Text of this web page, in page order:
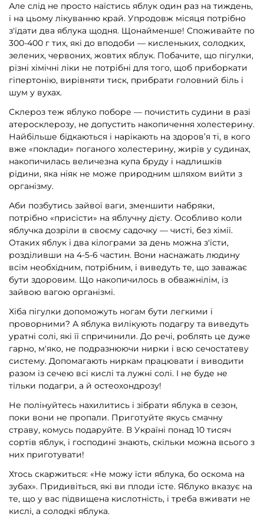
Але слід не просто наїстись яблук один раз на тиждень,
і на цьому лікуванню край. Упродовж місяця потрібно
з'їдати два яблука щодня. Щонайменше! Споживайте по
300-400 г тих, які до вподоби — кисленьких, солодких,
зелених, червоних, жовтих яблук. Побачите, що пігулки,
різні хімічні ліки не потрібні для того, щоб приборкати
гіпертонію, вирівняти тиск, прибрати головний біль і
шум у вухах.
Склероз теж яблуко поборе — почистить судини в разі
атеросклерозу, не допустить накопичення холестерину.
Найбільше бідкаються і нарікають на здоров’я ті, в кого
вже «поклади» поганого холестерину, жирів у судинах,
накопичилась величезна купа бруду і надлишків
рідини, яка ніяк не може природним шляхом вийти з
організму.
Аби позбутись зайвої ваги, зменшити набряки,
потрібно «присісти» на яблучну дієту. Особливо коли
яблучка дозріли в своєму садочку — чисті, без хімії.
Отаких яблук і два кілограми за день можна з'їсти,
розділивши на 4-5-6 частин. Вони наснажать людину
всім необхідним, потрібним, і виведуть те, що заважає
бути здоровим. Що накопичилось в обважнілім, із
зайвою вагою організмі.
Хіба пігулки допоможуть ногам бути легкими і
проворними? А яблука вилікують подагру та виведуть
уратні солі, які її спричинили. До речі, роблять це дуже
гарно, м'яко, не подразнюючи нирки і всю сечостатеву
систему. Допомагають ниркам працювати і виводити
разом із сечею всі кислі та лужні солі. І не буде не
тільки подагри, а й остеохондрозу!
Не полінуйтесь нахилитись і зібрати яблука в сезон,
поки вони не пропали. Приготуйте якусь смачну
страву, комусь подаруйте. В Україні понад 10 тисяч
сортів яблук, і господині знають, скільки можна всього з
них приготувати!
Хтось скаржиться: «Не можу їсти яблука, бо оскома на
зубах». Придивіться, які ви плоди їсте. Яблуко вказує на
те, що у вас підвищена кислотність, і треба вживати не
кислі, а солодкі яблука.